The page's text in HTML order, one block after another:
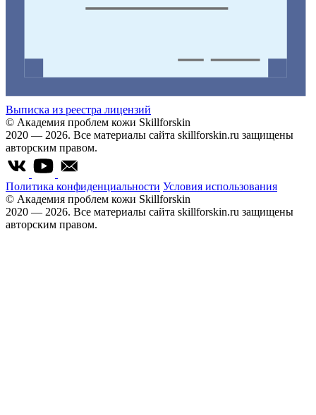
Выписка из реестра лицензий
© Академия проблем кожи Skillforskin
2020 — 2026. Все материалы сайта skillforskin.ru защищены
авторским правом.
Политика конфиденциальности Условия использования
© Академия проблем кожи Skillforskin
2020 — 2026. Все материалы сайта skillforskin.ru защищены
авторским правом.